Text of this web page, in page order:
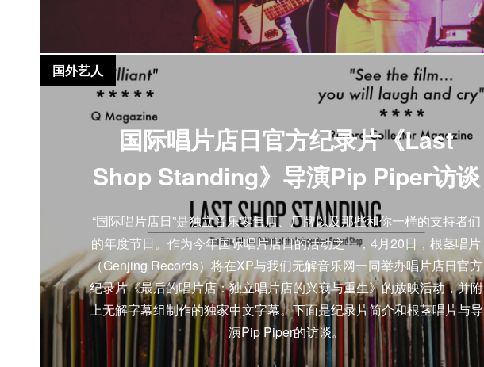
国际唱片店日官方纪录片《Last
Shop Standing》导演Pip Piper访谈
“国际唱片店日”是独立音乐零售店、厂牌以及那些和你一样的支持者们
的年度节日。作为今年国际唱片店日的活动之一，4月20日，根茎唱片
（Genjing Records）将在XP与我们无解音乐网一同举办唱片店日官方
纪录片《最后的唱片店：独立唱片店的兴衰与重生》的放映活动，并附
上无解字幕组制作的独家中文字幕。下面是纪录片简介和根茎唱片与导
演Pip Piper的访谈。
国外艺人